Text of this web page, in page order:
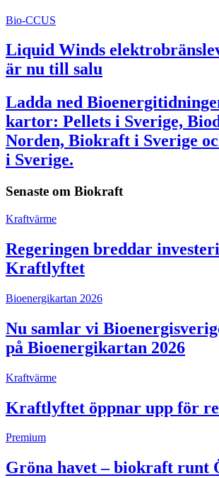
Bio-CCUS
Liquid Winds
är nu till salu
Ladda ned
kartor: Pellets i Sverige,
Norden, Biokraft i Sverige
i Sverige.
Senaste om Biokraft
Kraftvärme
Regeringen breddar
Kraftlyftet
Bioenergikartan 2026
Nu samlar vi
på Bioenergikartan 2026
Kraftvärme
Kraftlyftet öppnar upp för
Premium
Gröna havet – biokraft runt